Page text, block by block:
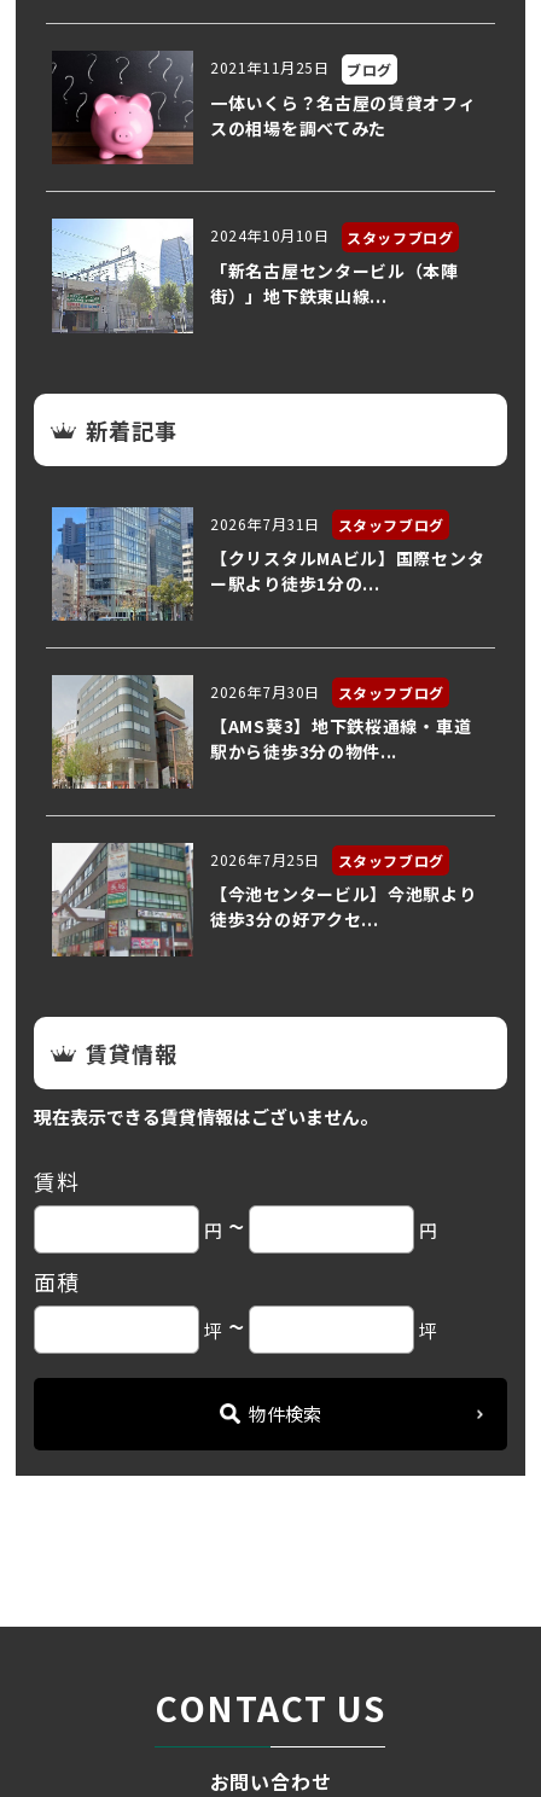
2021年11月25日 ブログ
一体いくら？名古屋の賃貸オフィ
スの相場を調べてみた
2024年10月10日 スタッフブログ
「新名古屋センタービル（本陣
街）」地下鉄東山線...
新着記事
2026年7月31日 スタッフブログ
【クリスタルMAビル】国際センタ
ー駅より徒歩1分の...
2026年7月30日 スタッフブログ
【AMS葵3】地下鉄桜通線・車道
駅から徒歩3分の物件...
2026年7月25日 スタッフブログ
【今池センタービル】今池駅より
徒歩3分の好アクセ...
賃貸情報
現在表示できる賃貸情報はございません。
賃料
円 ~ 円
面積
坪 ~ 坪
物件検索
CONTACT US
お問い合わせ